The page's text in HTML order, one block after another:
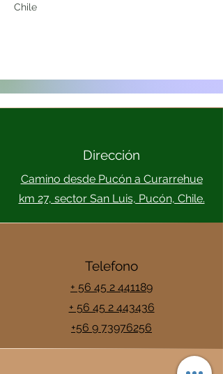
Chile
Dirección
Camino desde Pucón a Curarrehue
km 27, sector San Luis, Pucón, Chile.
Telefono
+ 56 45 2 441189
+ 56 45 2 443436
+56 9 73976256